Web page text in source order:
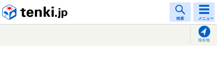
検索 メニュー
現在地